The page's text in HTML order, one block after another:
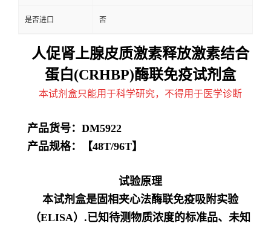
是否进口 否
人促肾上腺皮质激素释放激素结合
蛋白(CRHBP)酶联免疫试剂盒
本试剂盒只能用于科学研究，不得用于医学诊断
产品货号： DM5922
产品规格：【48T/96T】
试验原理
本试剂盒是固相夹心法酶联免疫吸附实验
（ELISA）.已知待测物质浓度的标准品、未知